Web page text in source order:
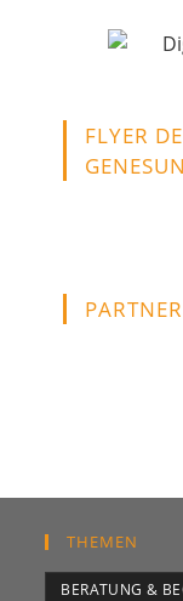
FLYER
PARTNER
THEMEN
BERATUNG &